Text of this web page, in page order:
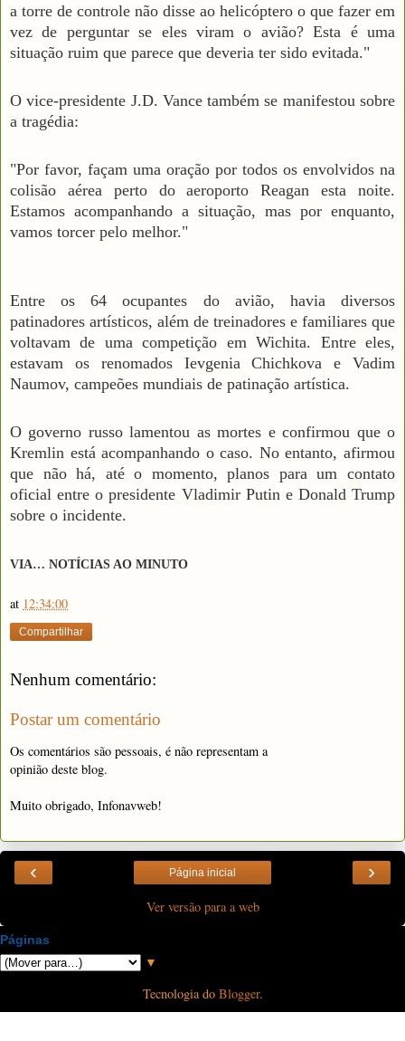
a torre de controle não disse ao helicóptero o que fazer em
vez de perguntar se eles viram o avião? Esta é uma
situação ruim que parece que deveria ter sido evitada."
O vice-presidente J.D. Vance também se manifestou sobre
a tragédia:
"Por favor, façam uma oração por todos os envolvidos na
colisão aérea perto do aeroporto Reagan esta noite.
Estamos acompanhando a situação, mas por enquanto,
vamos torcer pelo melhor."
Entre os 64 ocupantes do avião, havia diversos
patinadores artísticos, além de treinadores e familiares que
voltavam de uma competição em Wichita. Entre eles,
estavam os renomados Ievgenia Chichkova e Vadim
Naumov, campeões mundiais de patinação artística.
O governo russo lamentou as mortes e confirmou que o
Kremlin está acompanhando o caso. No entanto, afirmou
que não há, até o momento, planos para um contato
oficial entre o presidente Vladimir Putin e Donald Trump
sobre o incidente.
VIA… NOTÍCIAS AO MINUTO
at 12:34:00
Compartilhar
Nenhum comentário:
Postar um comentário
Os comentários são pessoais, é não representam a
opinião deste blog.
Muito obrigado, Infonavweb!
‹ ›
Página inicial
Ver versão para a web
Páginas
▼
Tecnologia do Blogger.